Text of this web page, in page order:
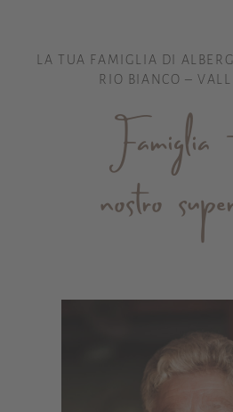
LA TUA FAMIGLIA DI
RIO BIANCO –
nostro